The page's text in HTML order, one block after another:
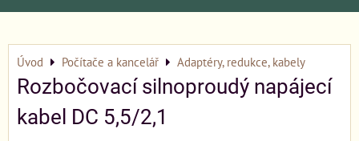
Úvod Počítače a kancelář Adaptéry, redukce, kabely
Rozbočovací silnoproudý napájecí
kabel DC 5,5/2,1